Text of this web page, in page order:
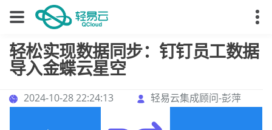
轻松实现数据同步：钉钉员工数据
导入金蝶云星空
2024-10-28 22:24:13 轻易云集成顾问-彭萍